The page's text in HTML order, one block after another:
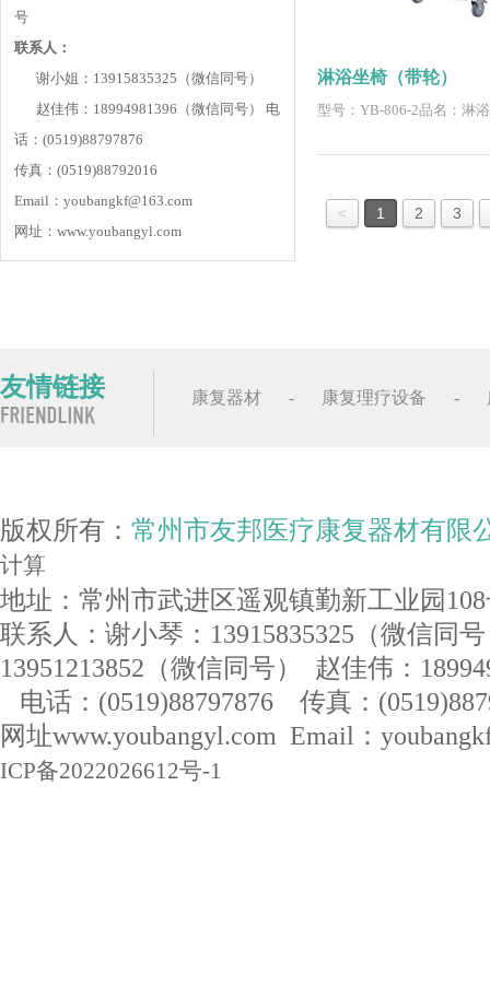
号
联系人：
谢小姐：13915835325（微信同号）
赵佳伟：18994981396（微信同号）
电
话：(0519)88797876
传真：(0519)88792016
Email：youbangkf@163.com
网址：www.youbangyl.com
淋浴坐椅（带轮）
型号：YB-806-2品名：淋
< 1 2 3
友情链接 康复器材 - 康复理疗设备 -
版权所有： 常州市友邦医疗康复器材有限
计算
地址：常州市武进区遥观镇勤新工业园
联系人：谢小琴：13915835325（微信同
13951213852（微信同号） 赵佳伟：
电话：(0519)88797876 传真：
网址www.youbangyl.com Email：
ICP备2022026612号-1